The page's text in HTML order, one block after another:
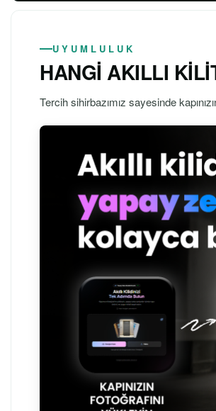
UYUMLULUK
HANGİ AKILLI
Tercih sihirbazımız sayesinde